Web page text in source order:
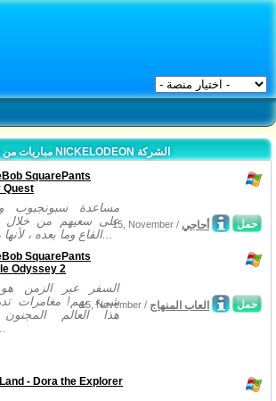
مباريات من قبل NICKELODEON الشركة
SquarePants
Quest
مساعدة سبونجبوب
على سعيهم من خلال
القاع وما بعده ، لأنها محاولة...
حمل 15, November / أحاجي
SquarePants
Odyssey 2
السفر عبر الزمن هو
شيء يهم! مغامرات
هذا العالم
حمل 15, November / العاب المنهاج
- Dora the Explorer